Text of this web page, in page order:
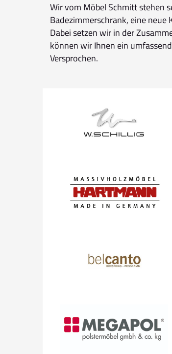
Wir vom Möbel Schmitt stehen
Badezimmerschrank, eine
Dabei setzen wir in der
können wir Ihnen ein
Versprochen.